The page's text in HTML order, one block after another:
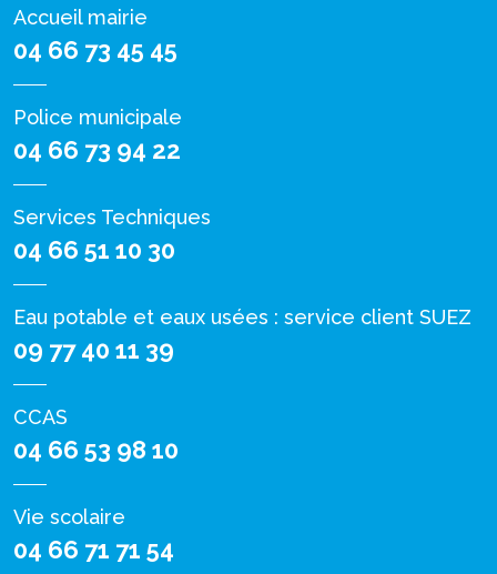
Accueil mairie
04 66 73 45 45
Police municipale
04 66 73 94 22
Services Techniques
04 66 51 10 30
Eau potable et eaux usées : service client SUEZ
09 77 40 11 39
CCAS
04 66 53 98 10
Vie scolaire
04 66 71 71 54